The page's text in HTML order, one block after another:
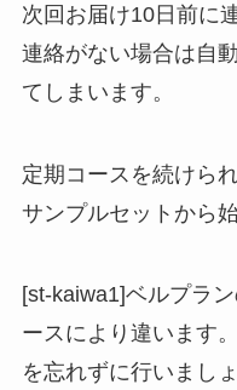
次回お届け10日前に
連絡がない場合は自
てしまいます。
定期コースを続けら
サンプルセットから
[st-kaiwa1]ベルプラ
ースにより違います
を忘れずに行いまし